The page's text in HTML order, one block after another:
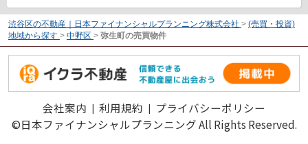
渋谷区の不動産｜日本ファイナンシャルプランニング株式会社 > (売買・投資)
地域から探す > 中野区 > 弥生町の売買物件
会社案内 利用規約
プライバシーポリシー
©日本ファイナンシャルプランニング All Rights Reserved.